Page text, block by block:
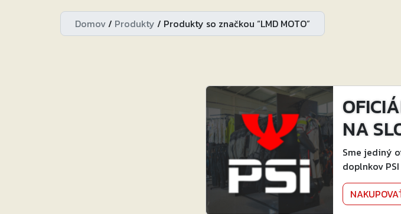
Domov/ Produkty / Produkty so značkou “LMD MOTO”
NA
Sme jediný
doplnkov